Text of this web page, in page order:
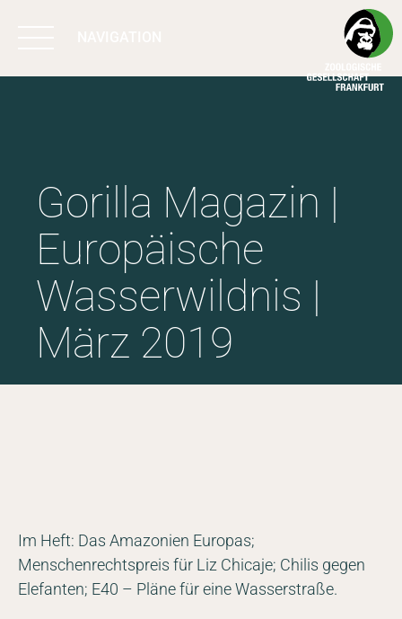
ARBEIT & WIRKUNG
PROGRAMME
UNTERSTÜTZEN
ÜBER UNS
Gorilla Magazin |
Europäische
Wasserwildnis |
März 2019
Im Heft: Das Amazonien Europas;
Menschenrechtspreis für Liz Chicaje; Chilis gegen
Elefanten; E40 – Pläne für eine Wasserstraße.